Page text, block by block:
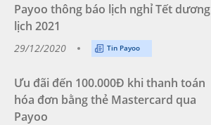
Payoo thông báo lịch nghỉ Tết dương
lịch 2021
29/12/2020 Tin Payoo
Ưu đãi đến 100.000Đ khi thanh toán
hóa đơn bằng thẻ Mastercard qua
Payoo